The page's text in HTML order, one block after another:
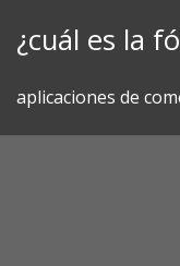
¿cuál es la
aplicaciones de